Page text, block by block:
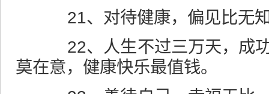
21、对待健康，偏见比无
22、人生不过三万天， 成
莫在意，健康快乐最值钱。